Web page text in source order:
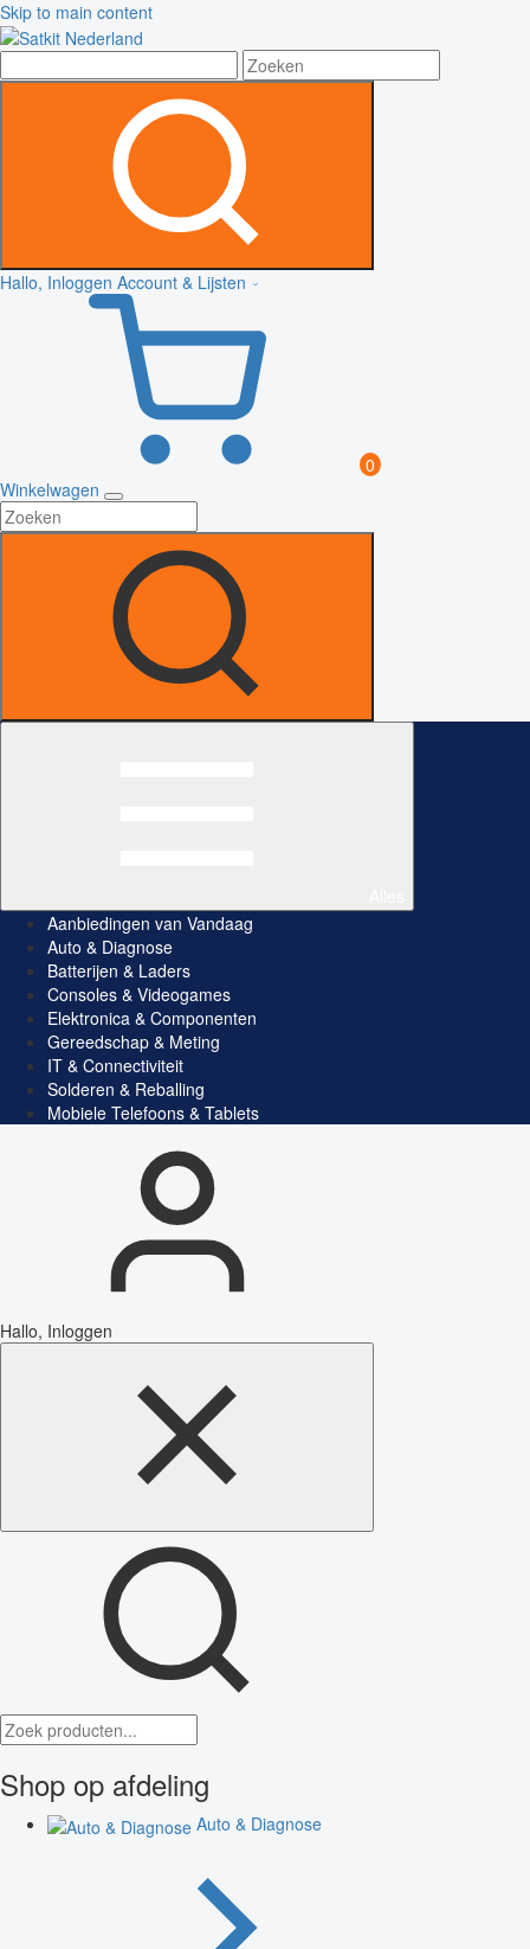
Skip to main content
Hallo, Inloggen Account & Lijsten
0
Winkelwagen
Aanbiedingen van Vandaag
Auto & Diagnose
Batterijen & Laders
Consoles & Videogames
Elektronica & Componenten
Gereedschap & Meting
IT & Connectiviteit
Solderen & Reballing
Mobiele Telefoons & Tablets
Hallo, Inloggen
Shop op afdeling
Auto & Diagnose